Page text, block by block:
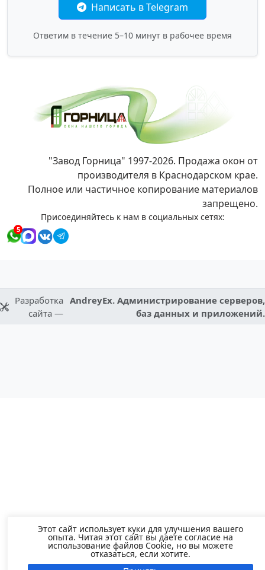
Этот сайт использует куки для улучшения вашего
опыта. Читая этот сайт вы даете согласие на
использование файлов Cookie, но вы можете
отказаться, если хотите.
Написать в Telegram
Ответим в течение 5–10 минут в рабочее время
"Завод Горница" 1997-2026. Продажа окон от
производителя в Краснодарском крае.
Полное или частичное копирование материалов
запрещено.
Присоединяйтесь к нам в социальных сетях:
5
Разработка
сайта —
AndreyEx. Администрирование серверов,
баз данных и приложений.